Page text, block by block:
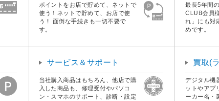
ポイントをお店で貯めて、ネットで
使う！ネットで貯めて、お店で使
う！ 面倒な手続きも一切不要で
す。
最長5年間
CLUB会員
れ」にも対
めです。
サービス＆サポート
当社購入商品はもちろん、他店で購
入した商品も、修理受付やパソコ
ン・スマホのサポート、診断・設定
買取(
デジタル機
ットやアプ
ーカー名・